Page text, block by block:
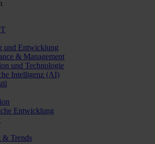
und Entwicklung
& Management
und Technologie
Intelligenz (AI)
Entwicklung
& Trends